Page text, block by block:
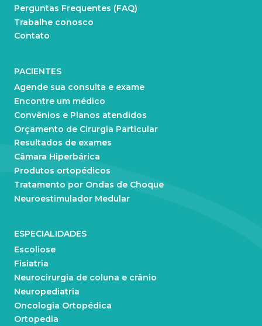
Perguntas Frequentes (FAQ)
Trabalhe conosco
Contato
PACIENTES
Agende sua consulta e exame
Encontre um médico
Convênios e Planos atendidos
Orçamento de Cirurgia Particular
Resultados de exames
Câmara Hiperbárica
Produtos ortopédicos
Tratamento por Ondas de Choque
Neuroestimulador Medular
ESPECIALIDADES
Escoliose
Fisiatria
Neurocirurgia de coluna e crânio
Neuropediatria
Oncologia Ortopédica
Ortopedia